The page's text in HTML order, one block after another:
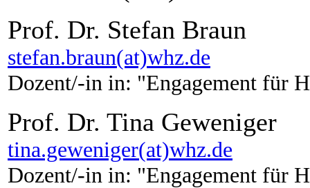
Prof. Dr. Stefan Braun
stefan.braun(at)whz.de
Dozent/-in in: "Engagement für
Prof. Dr. Tina Geweniger
tina.geweniger(at)whz.de
Dozent/-in in: "Engagement für